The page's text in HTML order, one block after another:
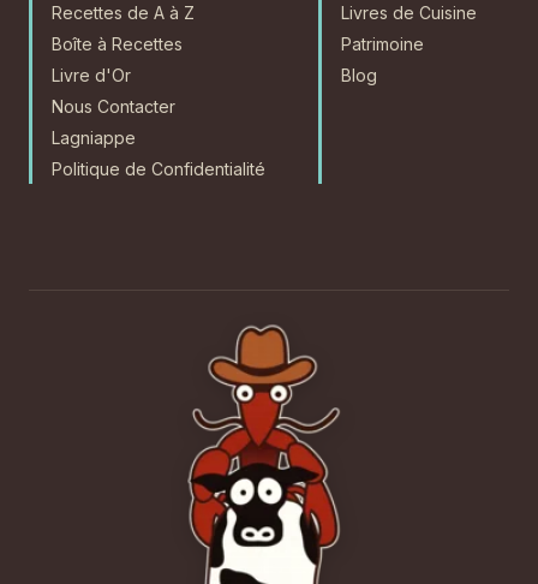
Recettes de A à Z
Boîte à Recettes
Livre d'Or
Nous Contacter
Lagniappe
Politique de Confidentialité
Livres de Cuisine
Patrimoine
Blog